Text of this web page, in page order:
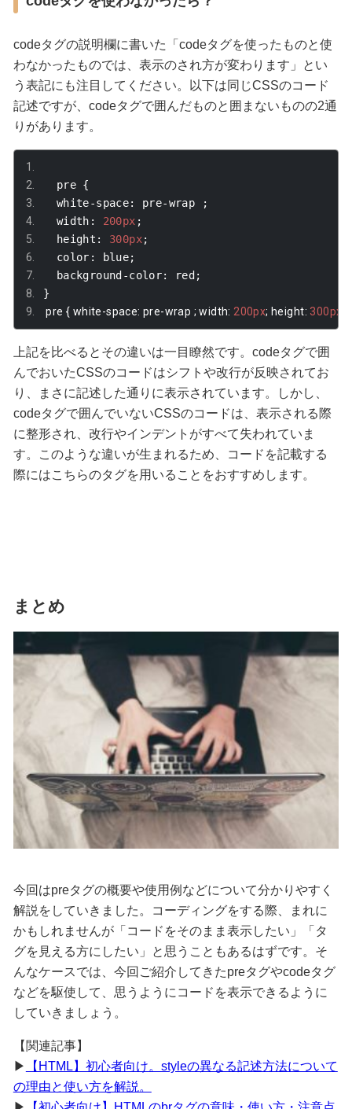
codeタグの説明欄に書いた「codeタグを使ったものと使
わなかったものでは、表示のされ方が変わります」とい
う表記にも注目してください。以下は同じCSSのコード
記述ですが、codeタグで囲んだものと囲まないものの2通
りがあります。
  pre
{
  white
-space: pre-wrap
;
  width
: 200px ;
  height
: 300px;
  color
: blue;
  background
-color: red ;
}
pre { white-space: pre-wrap ; width: 200px; height: 300px
上記を比べるとその違いは一目瞭然です。codeタグで囲
んでおいたCSSのコードはシフトや改行が反映されてお
り、まさに記述した通りに表示されています。しかし、
codeタグで囲んでいないCSSのコードは、表示される際
に整形され、改行やインデントがすべて失われていま
す。このような違いが生まれるため、コードを記載する
際にはこちらのタグを用いることをおすすめします。
まとめ
今回はpreタグの概要や使用例などについて分かりやすく
解説をしていきました。コーディングをする際、まれに
かもしれませんが「コードをそのまま表示したい」「タ
グを見える方にしたい」と思うこともあるはずです。そ
んなケースでは、今回ご紹介してきたpreタグやcodeタグ
などを駆使して、思うようにコードを表示できるように
していきましょう。
【関連記事】
▶︎
【HTML】初心者向け。styleの異なる記述方法について
の理由と使い方を解説。